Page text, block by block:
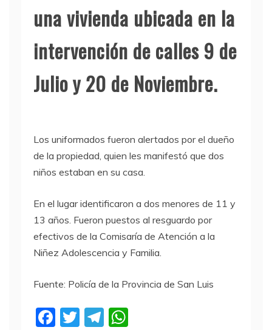
una vivienda ubicada en la
intervención de calles 9 de
Julio y 20 de Noviembre.
Los uniformados fueron alertados por el dueño
de la propiedad, quien les manifestó que dos
niños estaban en su casa.
En el lugar identificaron a dos menores de 11 y
13 años. Fueron puestos al resguardo por
efectivos de la Comisaría de Atención a la
Niñez Adolescencia y Familia.
Fuente: Policía de la Provincia de San Luis
F
T
T